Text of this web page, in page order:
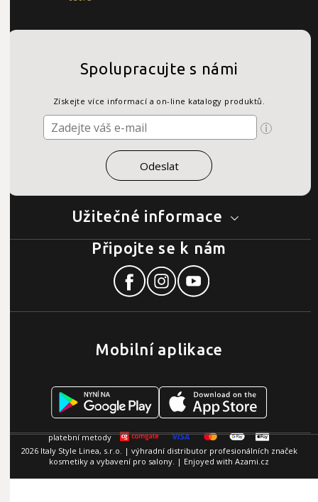
Užitečné informace
Spolupracujte s námi
Získejte více informací a on-line katalogy produktů.
Mobilní aplikace
Připojte se k nám
2026 Italy Style Linea, s.r.o. | výhradní distributor profesionálních značek
kosmetiky a vybavení pro salony. | Enjoyed with Azami.cz